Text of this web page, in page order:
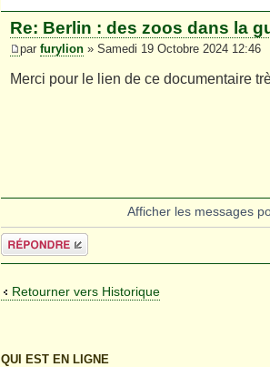
Re: Berlin : des zoos dans la
par furylion » Samedi 19 Octobre 2024 12:46
Merci pour le lien de ce documentaire
Afficher les messages
Répondre
Retourner vers Historique
QUI EST EN LIGNE